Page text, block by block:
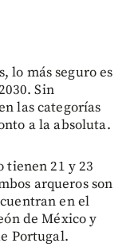
lo más seguro es
Sin
las categorías
a la absoluta.
tienen 21 y 23
arqueros son
en el
de México y
Portugal.